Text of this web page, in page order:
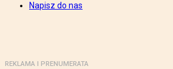
Napisz do nas
REKLAMA I PRENUMERATA